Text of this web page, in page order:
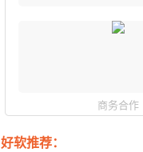
商务合作
好软推荐：